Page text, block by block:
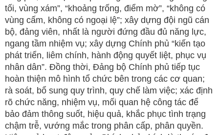
tối, vùng xám”, “khoảng trống, điểm mờ”, “không có
vùng cấm, không có ngoại lệ”; xây dựng đội ngũ cán
bộ, đảng viên, nhất là người đứng đầu đủ năng lực,
ngang tầm nhiệm vụ; xây dựng Chính phủ “kiến tạo
phát triển, liêm chính, hành động quyết liệt, phục vụ
nhân dân”. Đồng thời, Đảng bộ Chính phủ tiếp tục
hoàn thiện mô hình tổ chức bên trong các cơ quan;
rà soát, bổ sung quy trình, quy chế làm việc; xác định
rõ chức năng, nhiệm vụ, mối quan hệ công tác để
bảo đảm thông suốt, hiệu quả, khắc phục tình trạng
chậm trễ, vướng mắc trong phân cấp, phân quyền.